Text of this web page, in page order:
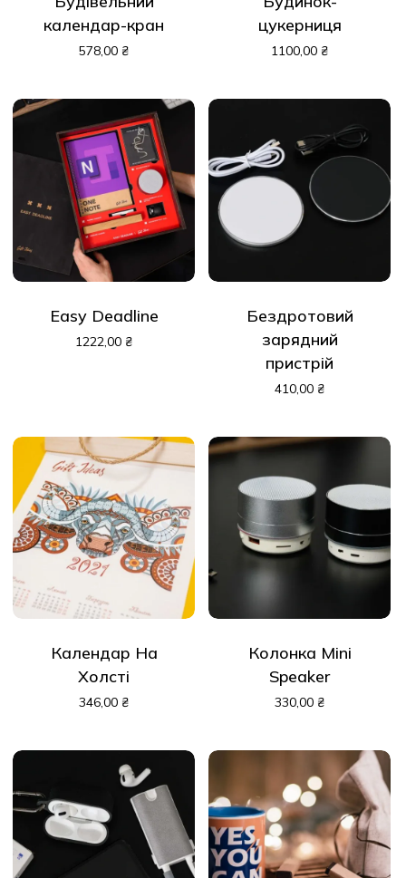
календар-кран
578,00 ₴
цукерниця
1100,00 ₴
Easy Deadline
1222,00 ₴
Бездротовий
зарядний
пристрій
410,00 ₴
Календар На
Холсті
346,00 ₴
Колонка Mini
Speaker
330,00 ₴